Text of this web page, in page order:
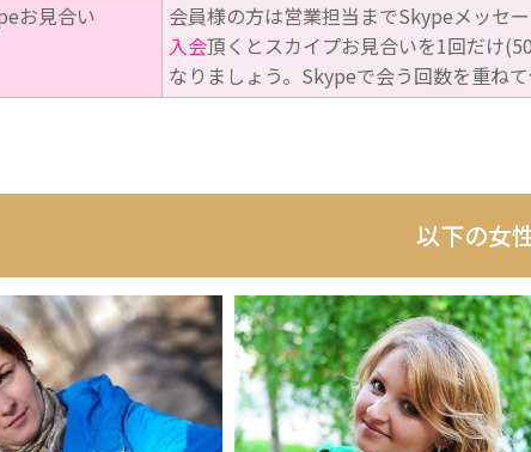
お見合い
会員様の方は営業担当までSkypeメッセ
入会頂くとスカイプお見合いを1回だけ
なりましょう。Skypeで会う回数を重ね
以下の女